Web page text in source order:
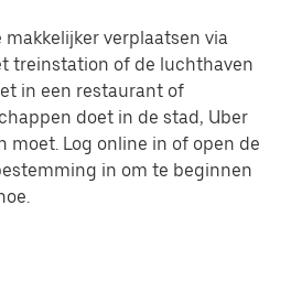
verplaatsen via
treinstation of de luchthaven
in een restaurant of
doet in de stad, Uber
moet. Log online in of open de
in om te beginnen